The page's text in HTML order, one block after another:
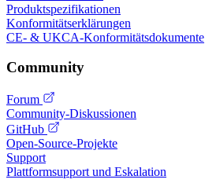
Produktspezifikationen
Konformitätserklärungen
CE- & UKCA-Konformitätsdokumente
Community
Forum
Community-Diskussionen
GitHub
Open-Source-Projekte
Support
Plattformsupport und Eskalation